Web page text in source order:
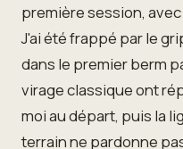
première session,
J'ai été frappé par le
dans le premier berm
virage classique ont
moi au départ, puis la
terrain ne pardonne